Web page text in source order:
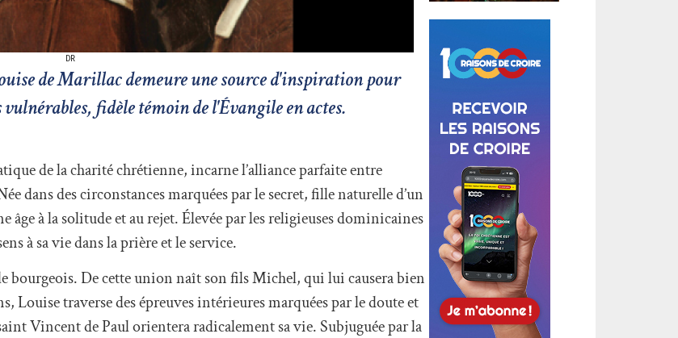
DR
de Marillac demeure une source d'inspiration pour
fidèle témoin de l'Évangile en actes.
de la charité chrétienne, incarne l’alliance parfaite entre
dans des circonstances marquées par le secret, fille naturelle d’un
âge à la solitude et au rejet. Élevée par les religieuses dominicaines
à sa vie dans la prière et le service.
bourgeois. De cette union naît son fils Michel, qui lui causera bien
Louise traverse des épreuves intérieures marquées par le doute et
Vincent de Paul orientera radicalement sa vie. Subjuguée par la